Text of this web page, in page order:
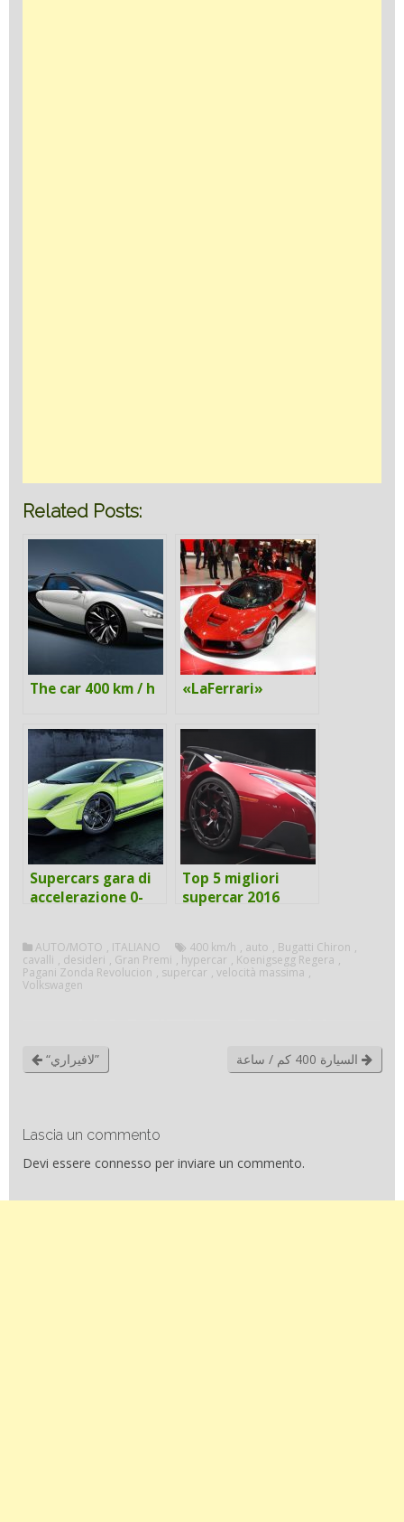
Related Posts:
The car 400 km / h «LaFerrari»
Supercars gara di
accelerazione 0-
Top 5 migliori
supercar 2016
AUTO/MOTO , ITALIANO 400 km/h , auto , Bugatti Chiron ,
cavalli , desideri , Gran Premi , hypercar , Koenigsegg Regera ,
Pagani Zonda Revolucion , supercar , velocità massima ,
Volkswagen
“لافيراري”
Lascia un commento
Devi essere connesso per inviare un commento.